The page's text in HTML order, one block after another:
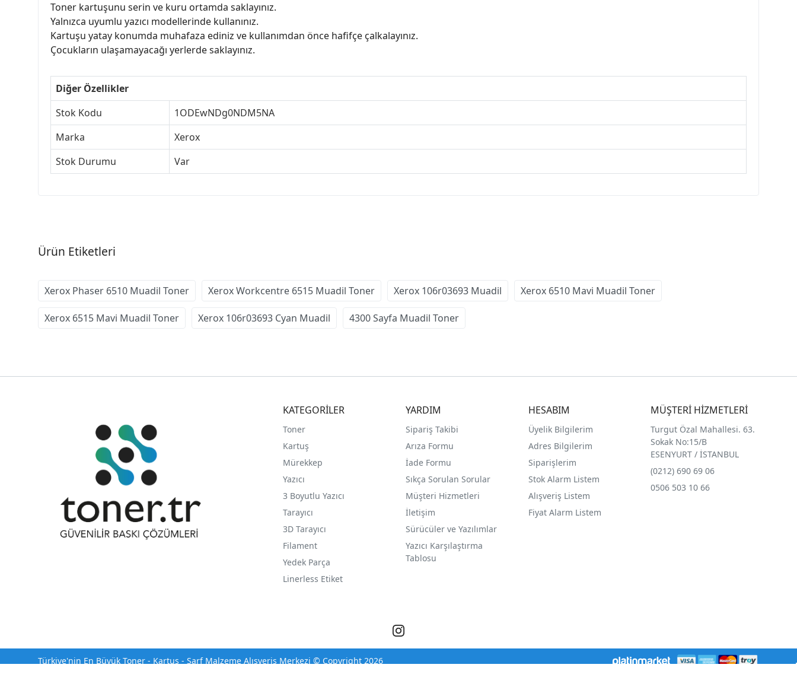
Toner kartuşunu serin ve kuru ortamda saklayınız.
Yalnızca uyumlu yazıcı modellerinde kullanınız.
Kartuşu yatay konumda muhafaza ediniz ve kullanımdan önce hafifçe çalkalayınız.
Çocukların ulaşamayacağı yerlerde saklayınız.
Diğer Özellikler
Stok Kodu
1ODEwNDg0NDM5NA
Marka
Xerox
Stok Durumu
Var
Ürün Etiketleri
Xerox Phaser 6510 Muadil Toner Xerox Workcentre 6515 Muadil Toner Xerox 106r03693 Muadil Xerox 6510 Mavi Muadil Toner
Xerox 6515 Mavi Muadil Toner Xerox 106r03693 Cyan Muadil 4300 Sayfa Muadil Toner
KATEGORİLER
Toner
Kartuş
Mürekkep
Yazıcı
3 Boyutlu Yazıcı
Tarayıcı
3D Tarayıcı
Filament
Yedek Parça
Linerless Etiket
YARDIM
Sipariş Takibi
Arıza Formu
İade Formu
Sıkça Sorulan Sorular
Müşteri Hizmetleri
İletişim
Sürücüler ve Yazılımlar
Yazıcı Karşılaştırma
Tablosu
HESABIM
Üyelik Bilgilerim
Adres Bilgilerim
Siparişlerim
Stok Alarm Listem
Alışveriş Listem
Fiyat Alarm Listem
MÜŞTERİ HİZMETLERİ
Turgut Özal Mahallesi. 63.
Sokak No:15/B
ESENYURT / İSTANBUL
(0212) 690 69 06
0506 503 10 66
Türkiye'nin En Büyük Toner - Kartuş - Sarf Malzeme Alışveriş Merkezi © Copyright 2026